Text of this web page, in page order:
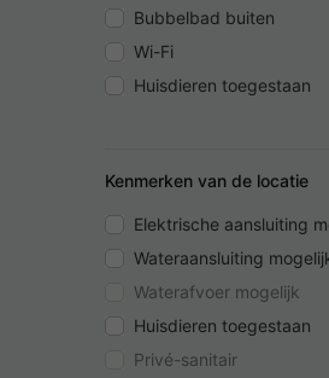
Bubbelbad buiten
Wi-Fi
Huisdieren toegestaan
Kenmerken van de locatie
Elektrische aansluiting
Wateraansluiting
Waterafvoer mogelijk
Huisdieren toegestaan
Privé-sanitair